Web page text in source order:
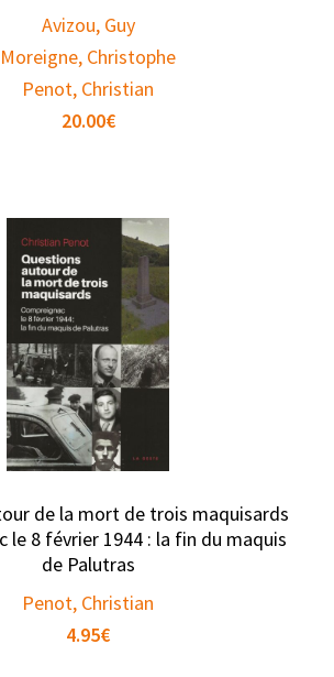
Avizou, Guy
Moreigne, Christophe
Penot, Christian
20.00€
de la mort de trois maquisards
le 8 février 1944 : la fin du maquis
de Palutras
Penot, Christian
4.95€